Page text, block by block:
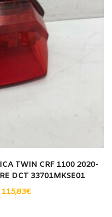
TWIN CRF 1100 2020-
DCT 33701MKSE01
115,83€